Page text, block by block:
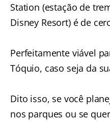
Station (estação de
Disney Resort) é de
Perfeitamente viável
Tóquio, caso seja da
Dito isso, se você
nos parques ou se